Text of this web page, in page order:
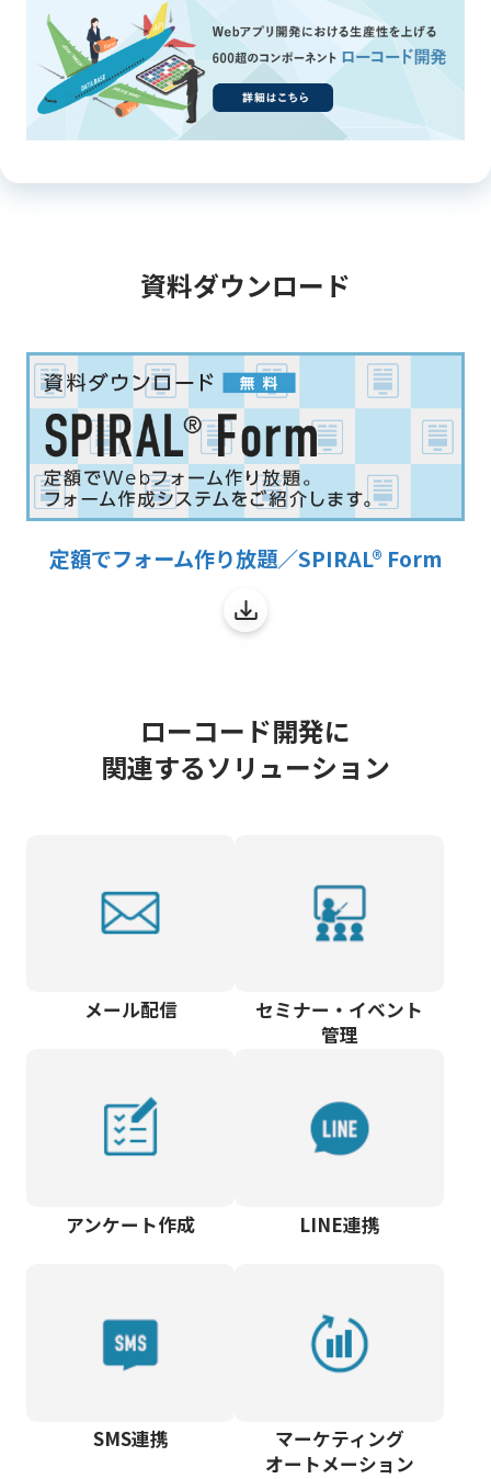
資料ダウンロード
定額でフォーム作り放題／SPIRAL® Form
ローコード開発に
関連するソリューション
メール配信
セミナー・イベント
管理
アンケート作成 LINE連携
SMS連携
マーケティング
オートメーション